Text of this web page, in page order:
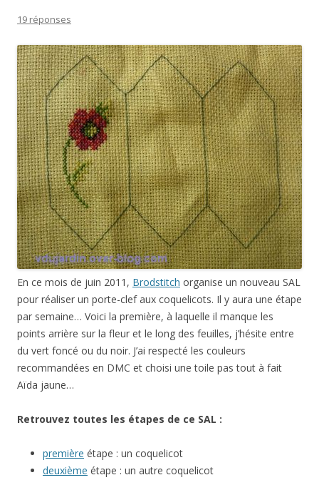
19 réponses
En ce mois de juin 2011, Brodstitch organise un nouveau SAL
pour réaliser un porte-clef aux coquelicots. Il y aura une étape
par semaine… Voici la première, à laquelle il manque les
points arrière sur la fleur et le long des feuilles, j’hésite entre
du vert foncé ou du noir. J’ai respecté les couleurs
recommandées en DMC et choisi une toile pas tout à fait
Aïda jaune…
Retrouvez toutes les étapes de ce SAL :
première étape : un coquelicot
deuxième étape : un autre coquelicot